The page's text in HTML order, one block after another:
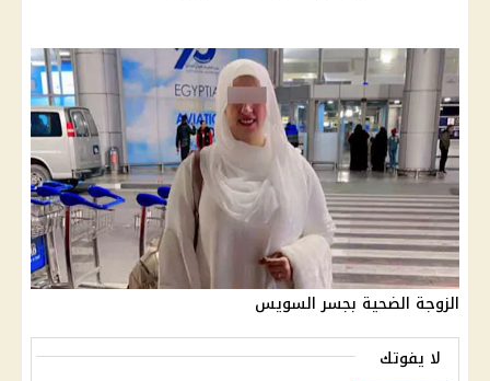
الزوجة الضحية بجسر السويس
لا يفوتك